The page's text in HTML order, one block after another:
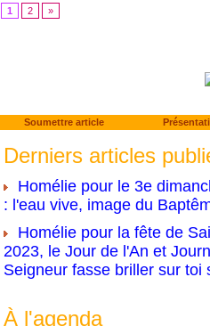
1 2 »
Soumettre article
Derniers articles
Homélie pour le 3e
: l'eau vive, image du
Homélie pour la fête de
2023, le Jour de l'An et
Seigneur fasse briller sur toi
À l'agenda